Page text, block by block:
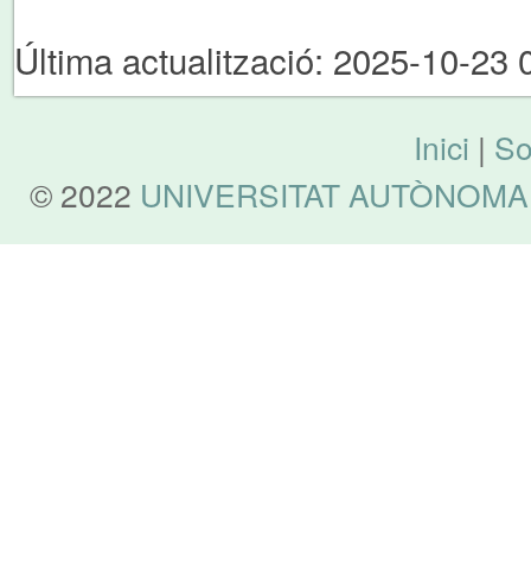
Última actualització: 2025-10-23
Inici |
© 2022 UNIVERSITAT